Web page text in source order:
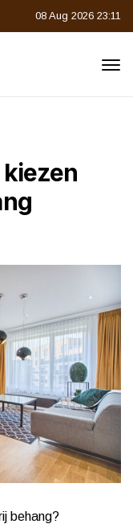
08 Aug 2026 23:11
behang?